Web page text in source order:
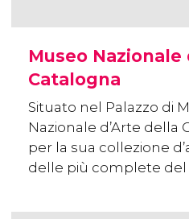
Museo
Catalogna
Situato nel Palazzo di
Nazionale d’Arte della
per la sua collezione
delle più complete